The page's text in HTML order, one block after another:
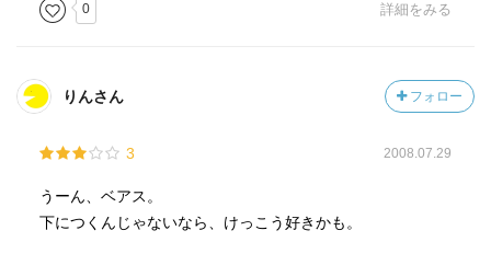
0 詳細をみる
りんさん フォロー
3 2008.07.29
うーん、ベアス。
下につくんじゃないなら、けっこう好きかも。